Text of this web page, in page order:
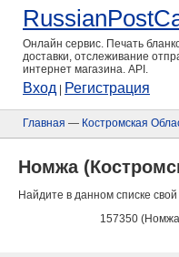
Онлайн сервис. Печать
доставки, отслеживание
интернет магазина. API.
Вход Регистрация
Главная — Костромская
Номжа
Найдите в данном списке
157350